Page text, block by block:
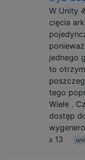
W Unity
cięcia
jednego
to
tego
Wiele .
dostęp
13